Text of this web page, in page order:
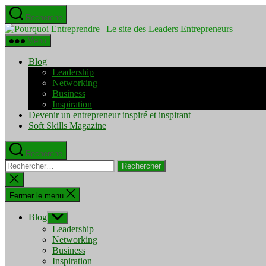
Aller
au
contenu
Recherche
Pourquoi
Menu
Blog
Leadership
Networking
Business
Inspiration
Devenir un entrepreneur inspiré et inspirant
Soft Skills Magazine
Recherche
Rechercher :
Fermer
la
recherche
Fermer le menu
Blog Afficher
le
sous-
menu
Leadership
Networking
Business
Inspiration